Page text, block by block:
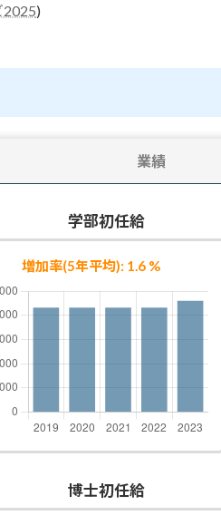
2025)
業績
学部初任給
増加率(5年平均): 1.6 %
博士初任給